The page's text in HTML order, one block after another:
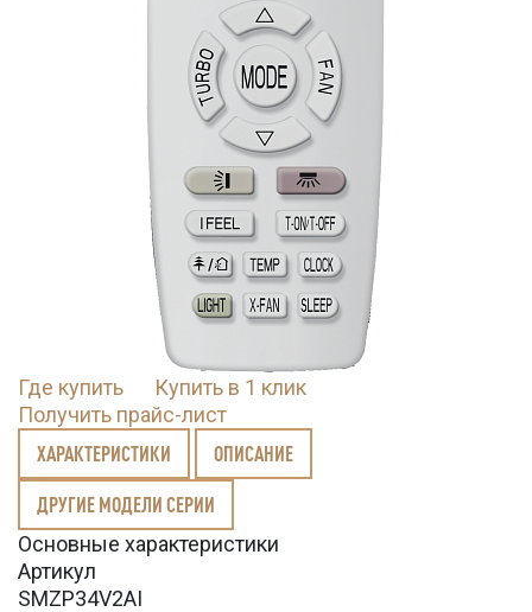
Где купить
Купить в 1 клик
Получить прайс-лист
ХАРАКТЕРИСТИКИ ОПИСАНИЕ
ДРУГИЕ МОДЕЛИ СЕРИИ
Основные характеристики
Артикул
SMZP34V2AI